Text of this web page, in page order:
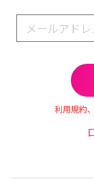
利用規約